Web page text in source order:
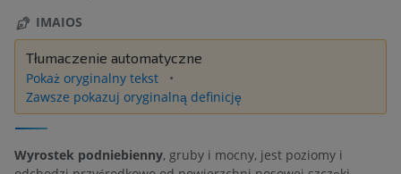
IMAIOS
Tłumaczenie automatyczne
Pokaż oryginalny tekst
Zawsze pokazuj oryginalną definicję
Wyrostek podniebienny, gruby i mocny, jest poziomy i